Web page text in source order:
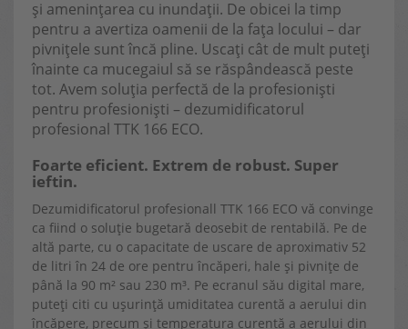
și amenințarea cu inundații. De obicei la timp
pentru a avertiza oamenii de la fața locului – dar
pivnițele sunt încă pline. Uscați cât de mult puteți
înainte ca mucegaiul să se răspândească peste
tot. Avem soluția perfectă de la profesioniști
pentru profesioniști – dezumidificatorul
profesional TTK 166 ECO.
Foarte eficient. Extrem de robust. Super
ieftin.
Dezumidificatorul profesionall TTK 166 ECO vă convinge
ca fiind o soluție bugetară deosebit de rentabilă. Pe de
altă parte, cu o capacitate de uscare de aproximativ 52
de litri în 24 de ore pentru încăperi, hale și pivnițe de
până la 90 m² sau 230 m³. Pe ecranul său digital mare,
puteți citi cu ușurință umiditatea curentă a aerului din
încăpere, precum și temperatura curentă a aerului din